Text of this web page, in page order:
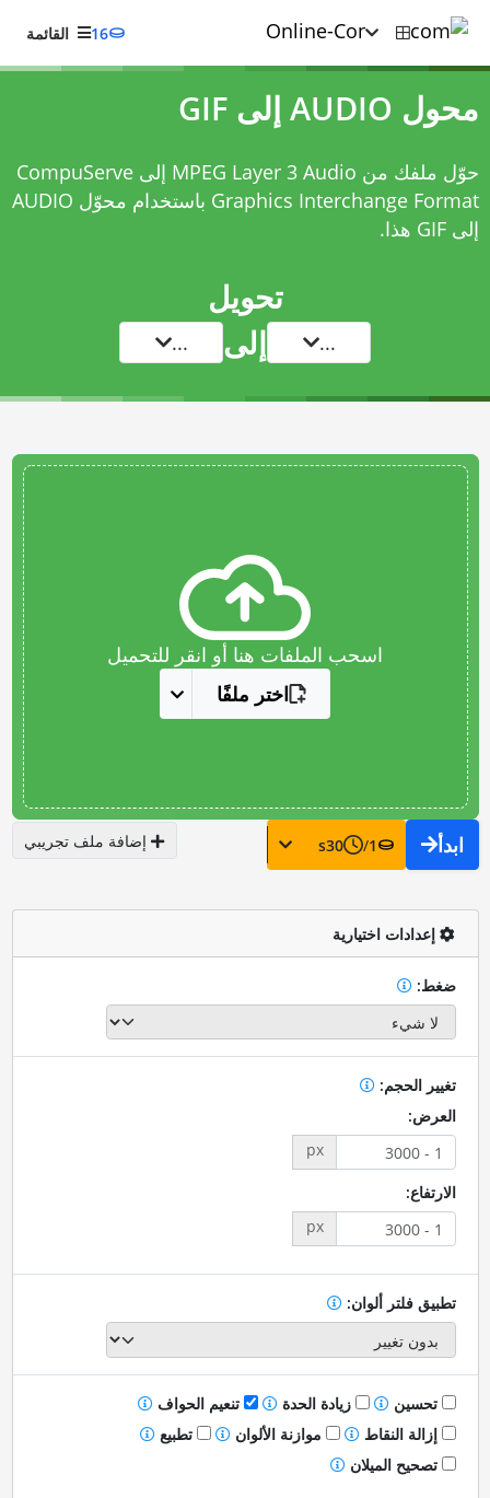
16 القائمة
محول AUDIO إلى GIF
حوّل ملفك من MPEG Layer 3 Audio إلى CompuServe
Graphics Interchange Format باستخدام
محوّل AUDIO
إلى GIF
هذا.
تحويل
... إلى ...
اسحب الملفات هنا أو انقر للتحميل
اختر ملفًا
ابدأ 1
/
30
s إضافة ملف تجريبي
إعدادات اختيارية
ضغط:
تغيير الحجم:
العرض:
px
الارتفاع:
px
تطبيق فلتر ألوان:
تحسين زيادة الحدة
تنعيم الحواف
إزالة النقاط
موازنة الألوان
تطبيع
تصحيح الميلان